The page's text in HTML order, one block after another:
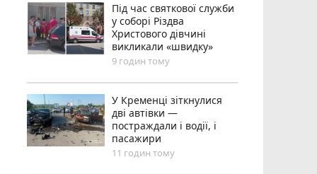
Під час святкової служби
у соборі Різдва
Христового дівчині
викликали «швидку»
9 годин тому
У Кременці зіткнулися
дві автівки —
постраждали і водії, і
пасажири
11 годин тому